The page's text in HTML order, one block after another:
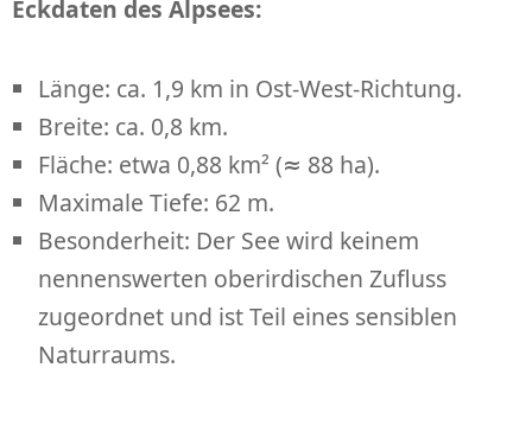
Eckdaten des Alpsees:
Länge: ca. 1,9 km in Ost-West-Richtung.
Breite: ca. 0,8 km.
Fläche: etwa 0,88 km² (≈ 88 ha).
Maximale Tiefe: 62 m.
Besonderheit: Der See wird keinem
nennenswerten oberirdischen Zufluss
zugeordnet und ist Teil eines sensiblen
Naturraums.